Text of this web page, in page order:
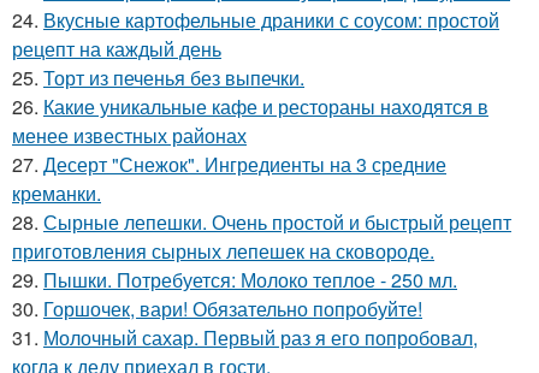
24. Вкусные картофельные драники с соусом: простой
рецепт на каждый день
25. Торт из печенья без выпечки.
26. Какие уникальные кафе и рестораны находятся в
менее известных районах
27. Десерт "Снежок". Ингредиенты на 3 средние
креманки.
28. Сырные лепешки. Очень простой и быстрый рецепт
приготовления сырных лепешек на сковороде.
29. Пышки. Потребуется: Молоко теплое - 250 мл.
30. Горшочек, вари! Обязательно попробуйте!
31. Молочный сахар. Первый раз я его попробовал,
когда к деду приехал в гости.